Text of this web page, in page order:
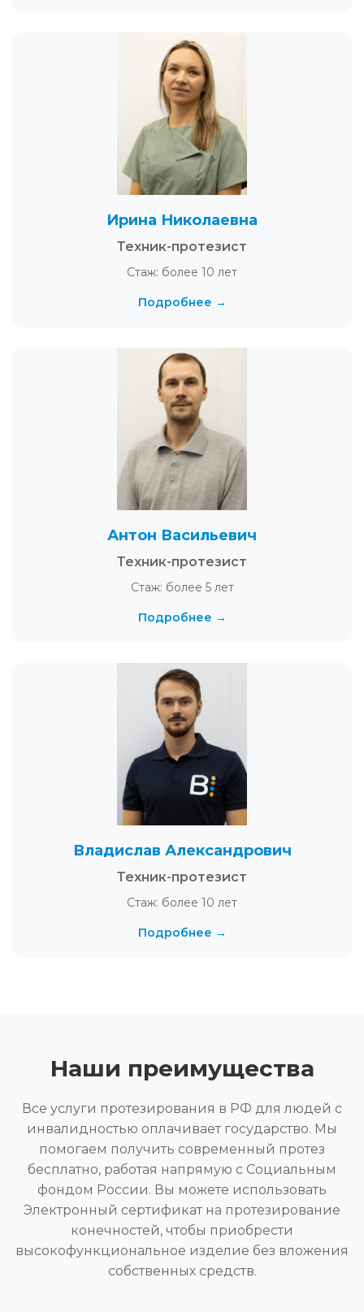
Ирина Николаевна
Техник-протезист
Стаж: более 10 лет
Подробнее →
Антон Васильевич
Техник-протезист
Стаж: более 5 лет
Подробнее →
Владислав Александрович
Техник-протезист
Стаж: более 10 лет
Подробнее →
Наши преимущества
Все услуги протезирования в РФ для людей с
инвалидностью оплачивает государство. Мы
помогаем получить современный протез
бесплатно, работая напрямую с Социальным
фондом России. Вы можете использовать
Электронный сертификат на протезирование
конечностей, чтобы приобрести
высокофункциональное изделие без вложения
собственных средств.